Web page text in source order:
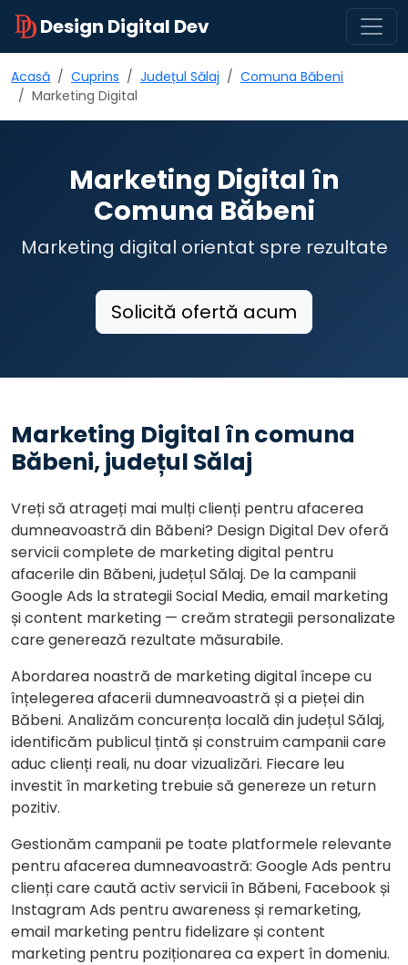
Design Digital Dev
Acasă Cuprins Județul Sălaj
Comuna Băbeni
Marketing Digital
Marketing Digital în
Comuna Băbeni
Marketing digital orientat spre rezultate
Solicită ofertă acum
Marketing Digital în comuna
Băbeni, județul Sălaj
Vreți să atrageți mai mulți clienți pentru afacerea
dumneavoastră din Băbeni? Design Digital Dev oferă
servicii complete de marketing digital pentru
afacerile din Băbeni, județul Sălaj. De la campanii
Google Ads la strategii Social Media, email marketing
și content marketing — creăm strategii personalizate
care generează rezultate măsurabile.
Abordarea noastră de marketing digital începe cu
înțelegerea afacerii dumneavoastră și a pieței din
Băbeni. Analizăm concurența locală din județul Sălaj,
identificăm publicul țintă și construim campanii care
aduc clienți reali, nu doar vizualizări. Fiecare leu
investit în marketing trebuie să genereze un return
pozitiv.
Gestionăm campanii pe toate platformele relevante
pentru afacerea dumneavoastră: Google Ads pentru
clienți care caută activ servicii în Băbeni, Facebook și
Instagram Ads pentru awareness și remarketing,
email marketing pentru fidelizare și content
marketing pentru poziționarea ca expert în domeniu.